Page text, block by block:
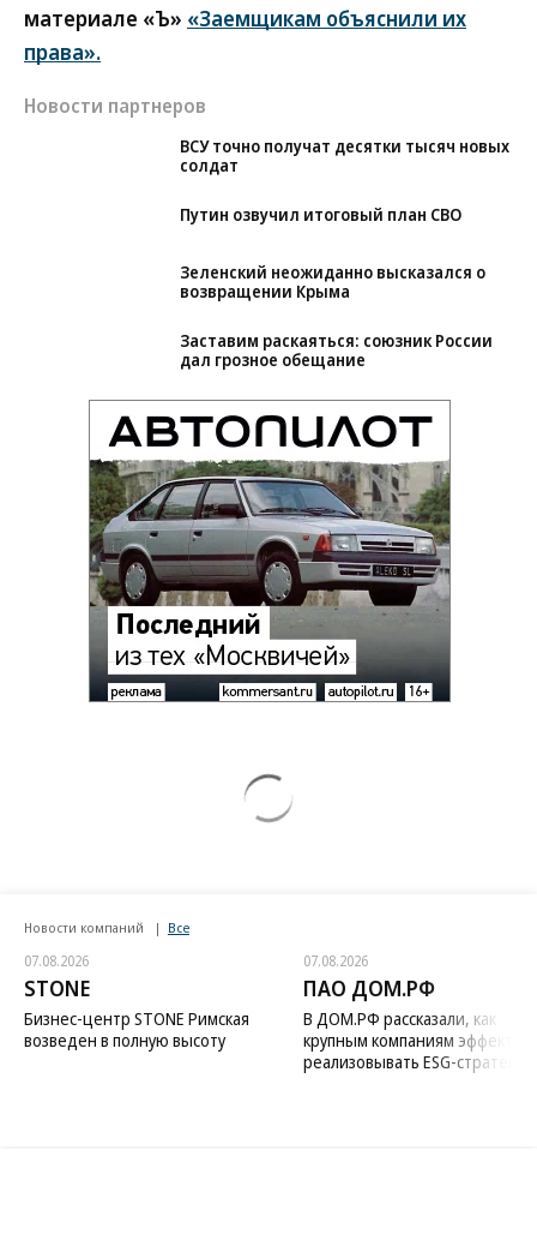
материале «Ъ» «Заемщикам объяснили их
права».
Новости партнеров
ВСУ точно получат десятки тысяч новых
солдат
Путин озвучил итоговый план СВО
Зеленский неожиданно высказался о
возвращении Крыма
Заставим раскаяться: союзник России
дал грозное обещание
Новости компаний Все
07.08.2026
STONE
Бизнес-центр STONE Римская
возведен в полную высоту
07.08.2026
ПАО ДОМ.РФ
В ДОМ.РФ рассказали, как
крупным компаниям
реализовывать ESG-стратегию